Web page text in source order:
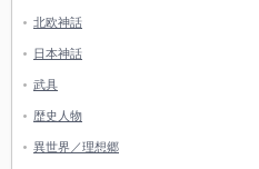
北欧神話
日本神話
武具
歴史人物
異世界／理想郷